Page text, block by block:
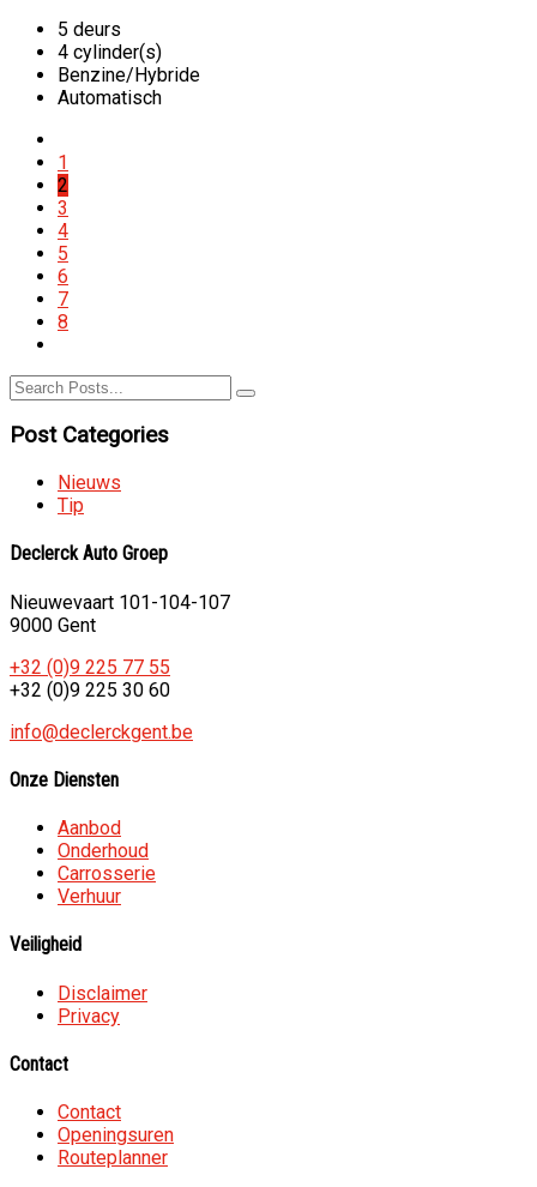
5 deurs
4 cylinder(s)
Benzine/Hybride
Automatisch
1
2
3
4
5
6
7
8
Post Categories
Nieuws
Tip
Declerck Auto Groep
Nieuwevaart 101-104-107
9000 Gent
+32 (0)9 225 77 55
+32 (0)9 225 30 60
info@declerckgent.be
Onze Diensten
Aanbod
Onderhoud
Carrosserie
Verhuur
Veiligheid
Disclaimer
Privacy
Contact
Contact
Openingsuren
Routeplanner